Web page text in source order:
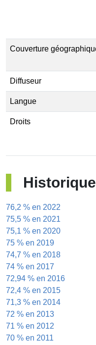
Couverture
Diffuseur
Langue
Droits
Historique
76,2 % en 2022
75,5 % en 2021
75,1 % en 2020
75 % en 2019
74,7 % en 2018
74 % en 2017
72,94 % en 2016
72,4 % en 2015
71,3 % en 2014
72 % en 2013
71 % en 2012
70 % en 2011